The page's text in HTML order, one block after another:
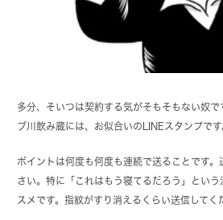
多分、そいつは契約する気がそもそもない奴
ブ川飲み蔵には、お似合いのLINEスタンプです
ポイントは何度も何度も連続で送ることです。
さい。特に「これはもう寝てるだろう」とい
スメです。指紋がすり消えるくらい送信してく